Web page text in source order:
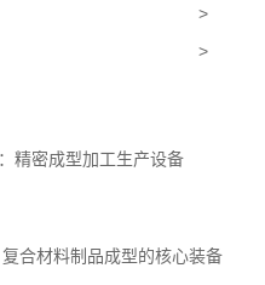
>
>
精密成型加工生产设备
合材料制品成型的核心装备